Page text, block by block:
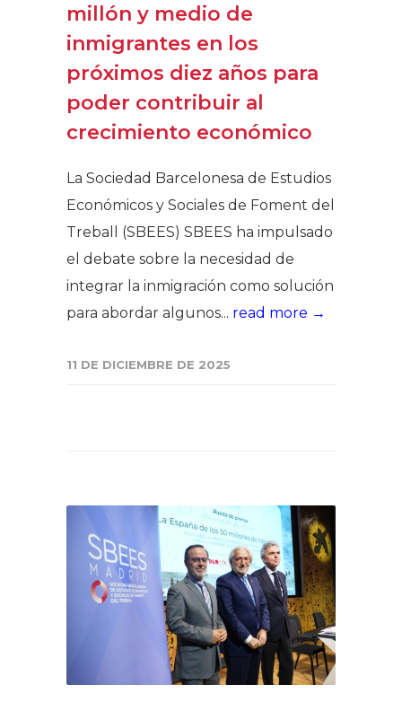
millón y medio de
inmigrantes en los
próximos diez años para
poder contribuir al
crecimiento económico
La Sociedad Barcelonesa de Estudios
Económicos y Sociales de Foment del
Treball (SBEES) SBEES ha impulsado
el debate sobre la necesidad de
integrar la inmigración como solución
para abordar algunos... read more →
11 DE DICIEMBRE DE 2025